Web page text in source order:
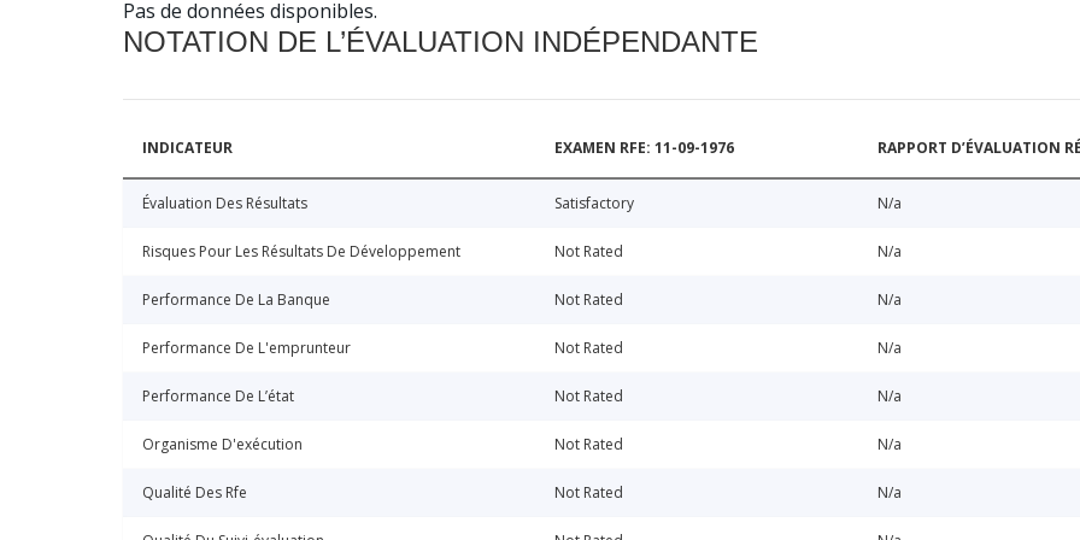
Pas de données disponibles.
NOTATION DE L’ÉVALUATION INDÉPENDANTE
INDICATEUR EXAMEN RFE: 11-09-1976 RAPPORT D’ÉVALUATION
Évaluation Des Résultats Satisfactory N/a
Risques Pour Les Résultats De Développement Not Rated N/a
Performance De La Banque Not Rated N/a
Performance De L'emprunteur Not Rated N/a
Performance De L’état Not Rated N/a
Organisme D'exécution Not Rated N/a
Qualité Des Rfe Not Rated N/a